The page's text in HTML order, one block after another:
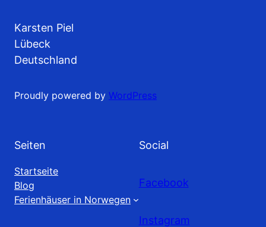
Karsten Piel
Lübeck
Deutschland
Proudly powered by WordPress
Seiten
Startseite
Blog
Ferienhäuser in Norwegen
Social
Facebook
Instagram